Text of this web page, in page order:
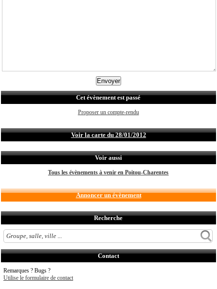
Cet évènement est passé
Proposer un compte-rendu
Voir la carte du 28/01/2012
Voir aussi
Tous les évènements à venir en Poitou-Charentes
Annoncer un évènement
Recherche
Contact
Remarques ? Bugs ?
Utilise le formulaire de contact